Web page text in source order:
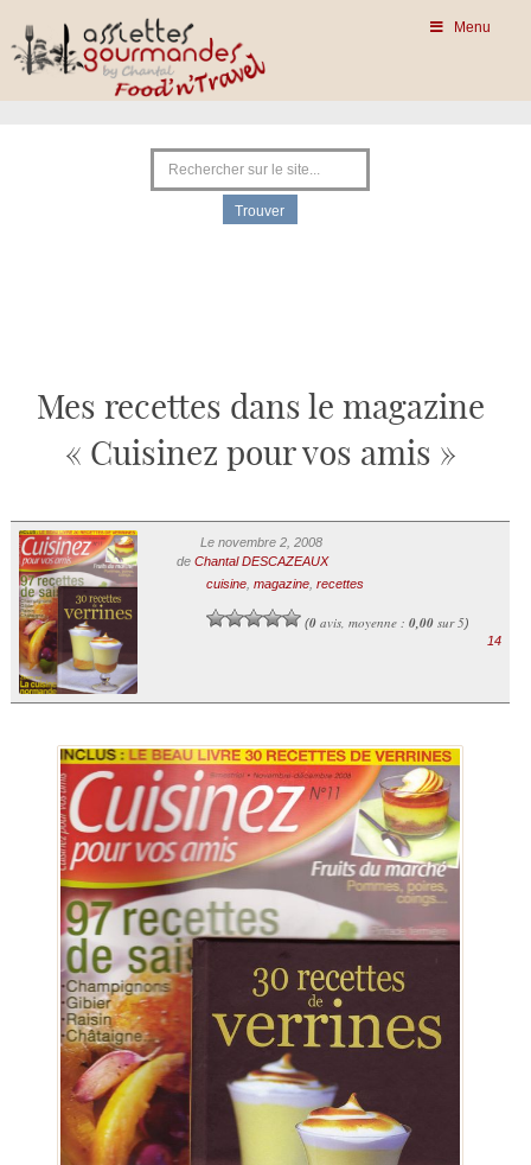
Menu
Mes recettes dans le magazine
« Cuisinez pour vos amis »
Le novembre 2, 2008
de Chantal DESCAZEAUX
cuisine, magazine, recettes
(0avis, moyenne : 0,00sur 5)
14